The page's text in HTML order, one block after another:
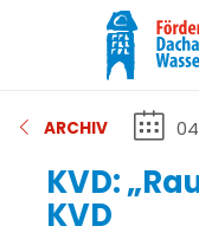
ARCHIV
KVD:
KVD